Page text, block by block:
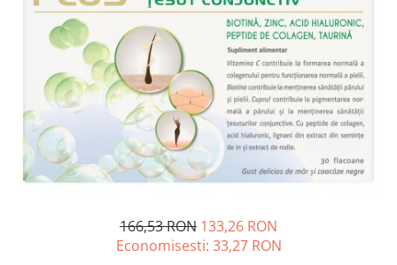
Omega 3
Par si unghii
Probiotice si prebiotice
Prostata
Sanatate urinara
Sistemul respirator
Somn stres si anxietate
Ingrijire par
Balsam masca si tratament
Produse cu SPF Pentru Fata
Repelenti insecte
166,53 RON 133,26 RON
Economisesti: 33,27 RON